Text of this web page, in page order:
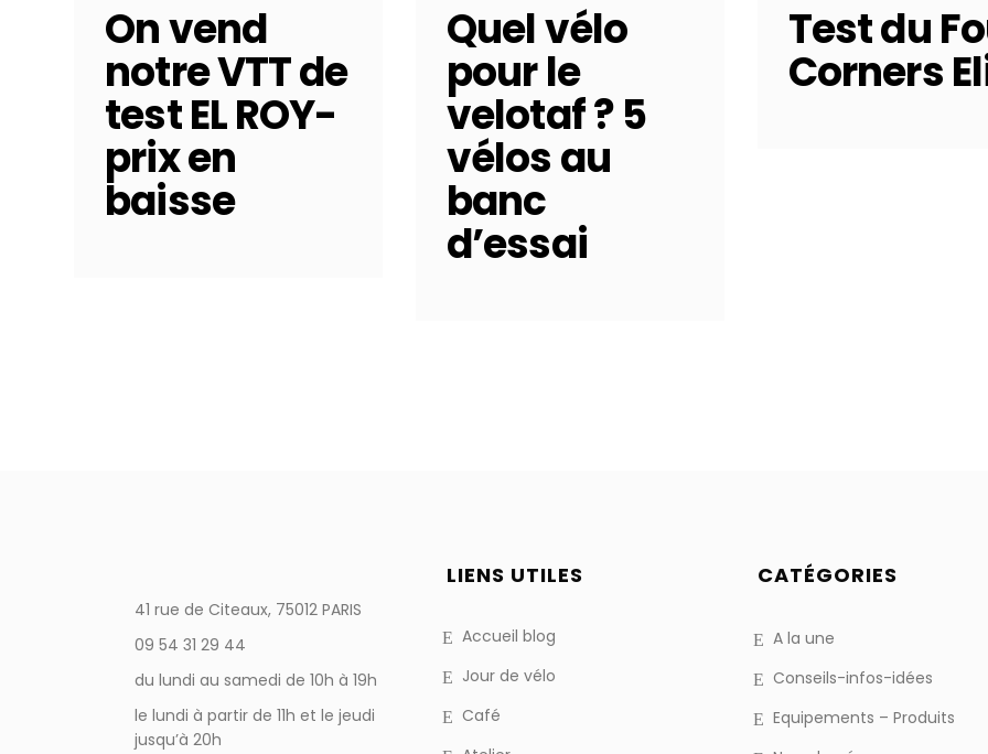
On vend
notre VTT de
test EL ROY-
prix en
baisse
Quel vélo
pour le
velotaf ? 5
vélos au
banc
d’essai
Test du
Corners
41 rue de Citeaux, 75012 PARIS
09 54 31 29 44
du lundi au samedi de 10h à 19h
le lundi à partir de 11h et le jeudi
jusqu’à 20h
LIENS UTILES
Accueil blog
Jour de vélo
Café
CATÉGORIES
A la une
Conseils-infos-idées
Equipements – Produits